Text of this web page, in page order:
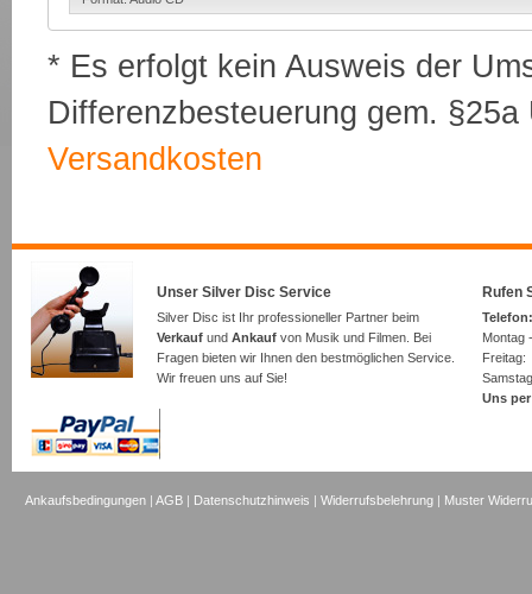
* Es erfolgt kein Ausweis der
Differenzbesteuerung gem.
Versandkosten
Unser Silver Disc Service
Silver Disc ist Ihr professioneller Partner beim
Verkauf und Ankauf von Musik und Filmen. Bei
Fragen bieten wir Ihnen den bestmöglichen Service.
Wir freuen uns auf Sie!
Rufen
Montag
Uns
Ankaufsbedingungen |AGB | Datenschutzhinweis |Widerrufsbelehrung | Muster